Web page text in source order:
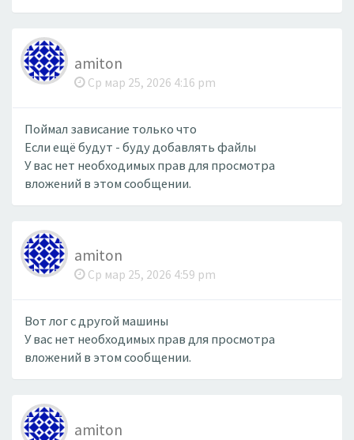
amiton
Ср мар 25, 2026 4:16 pm
Поймал зависание только что
Если ещё будут - буду добавлять файлы
У вас нет необходимых прав для просмотра
вложений в этом сообщении.
amiton
Ср мар 25, 2026 4:59 pm
Вот лог с другой машины
У вас нет необходимых прав для просмотра
вложений в этом сообщении.
amiton